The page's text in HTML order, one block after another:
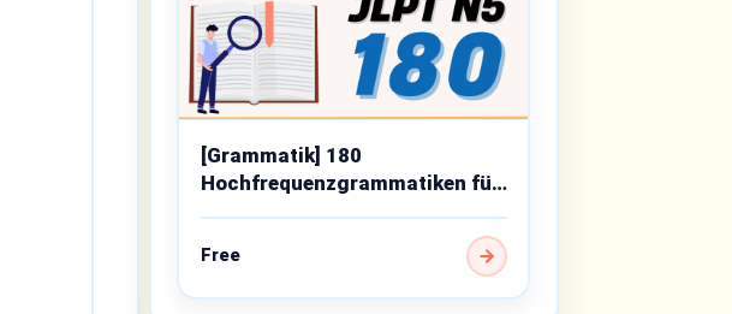
[Grammatik] 180
Hochfrequenzgrammatiken für
JLPT N5
Free